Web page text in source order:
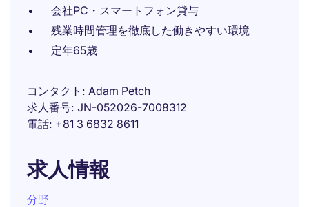
会社PC・スマートフォン貸与
残業時間管理を徹底した働きやすい環境
定年65歳
コンタクト
Adam Petch
求人番号 JN-052026-7008312
電話 +81 3 6832 8611
求人情報
分野